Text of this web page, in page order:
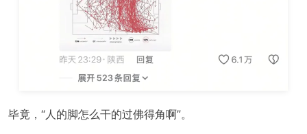
毕竟， “人的脚怎么干的过佛得角啊”。